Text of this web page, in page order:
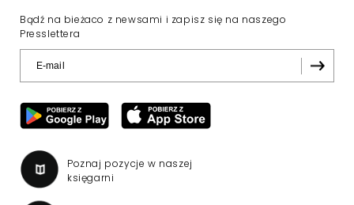
Bądź na bieżaco z newsami i zapisz się na naszego
Presslettera
Poznaj pozycje w naszej
księgarni